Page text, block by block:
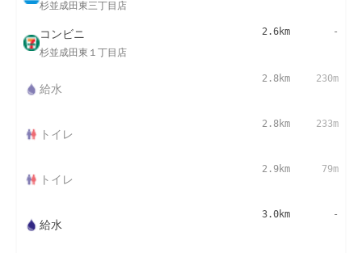
杉並成田東三丁目店
コンビニ
杉並成田東１丁目店
2.6km -
給水
2.8km 230m
トイレ
2.8km 233m
トイレ
2.9km 79m
給水
3.0km -